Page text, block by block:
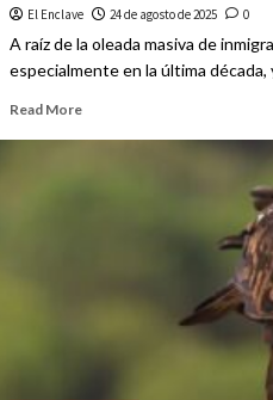
El Enclave 24 de agosto de 2025 0
A raíz de la oleada masiva de
especialmente en la última década,
Read More